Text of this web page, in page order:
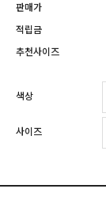
판매가
적립금
추천사이즈
색상
사이즈